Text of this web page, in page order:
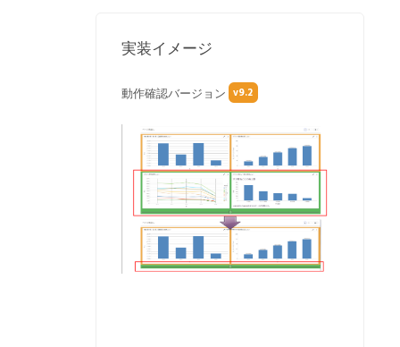
実装イメージ
動作確認バージョン v9.2